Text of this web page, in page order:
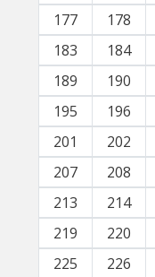
177
178
183
184
189
190
195
196
201
202
207
208
213
214
219
220
225
226